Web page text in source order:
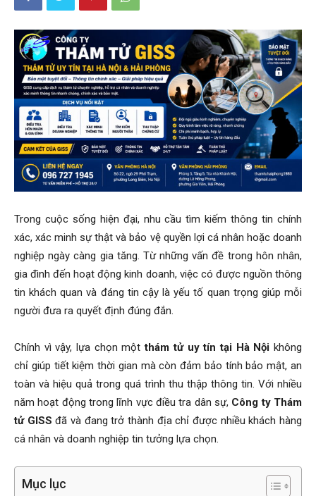
Phong,
thám
Giss
phòng,
Trong cuộc sống hiện đại, nhu cầu tìm kiếm thông tin chính
xác, xác minh sự thật và bảo vệ quyền lợi cá nhân hoặc doanh
nghiệp ngày càng gia tăng. Từ những vấn đề trong hôn nhân,
gia đình đến hoạt động kinh doanh, việc có được nguồn thông
tin khách quan và đáng tin cậy là yếu tố quan trọng giúp mỗi
người đưa ra quyết định đúng đắn.
Chính vì vậy, lựa chọn mộtthám tử uy tín tại Hà Nội không
chỉ giúp tiết kiệm thời gian mà còn đảm bảo tính bảo mật, an
toàn và hiệu quả trong quá trình thu thập thông tin. Với nhiều
năm hoạt động trong lĩnh vực điều tra dân sự, Công ty Thám
tử GISS đã và đang trở thành địa chỉ được nhiều khách hàng
cá nhân và doanh nghiệp tin tưởng lựa chọn.
Mục lục